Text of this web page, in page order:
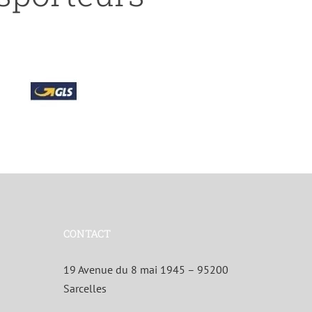
CONTACT
19 Avenue du 8 mai 1945 – 95200
Sarcelles